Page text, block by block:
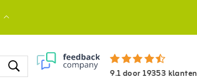
9.1door19353 klanten